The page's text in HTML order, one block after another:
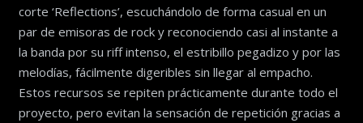
corte ‘Reflections’, escuchándolo de forma casual en un
par de emisoras de rock y reconociendo casi al instante a
la banda por su riff intenso, el estribillo pegadizo y por las
melodías, fácilmente digeribles sin llegar al empacho.
Estos recursos se repiten prácticamente durante todo el
proyecto, pero evitan la sensación de repetición gracias a